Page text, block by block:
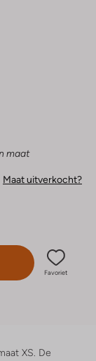
maat
Maat uitverkocht?
Favoriet
XS. De